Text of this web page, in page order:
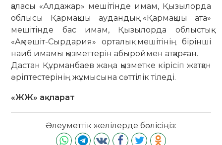
қаласы «Алдажар» мешітінде имам, Қызылорда
облысы Қармақшы аудандық «Қармақшы ата»
мешітінде бас имам, Қызылорда облыстық
«Ақмешіт-Сырдария» орта­лық мешітінің бірінші
наиб имамы қызметтерін абыроймен атқарған.
Дастан Құрманбаев жаңа қызметке кірісіп жатқан
әріптестерінің жұмысына сәттілік тіледі.
«ЖЖ» ақпарат
Әлеуметтік желілерде бөлісіңіз: